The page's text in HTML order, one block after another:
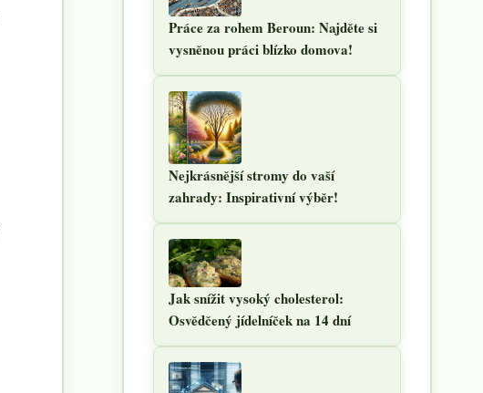
Práce za rohem Beroun: Najděte si
vysněnou práci blízko domova!
Nejkrásnější stromy do vaší
zahrady: Inspirativní výběr!
Jak snížit vysoký cholesterol:
Osvědčený jídelníček na 14 dní